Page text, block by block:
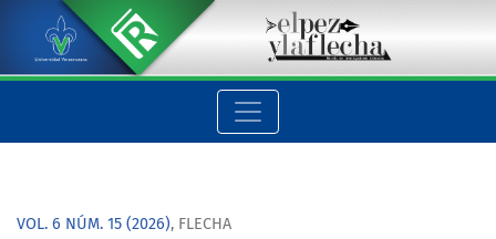
Esbozos de una poética de la soledad en Rosarito blues
VOL. 6 NÚM. 15 (2026), FLECHA